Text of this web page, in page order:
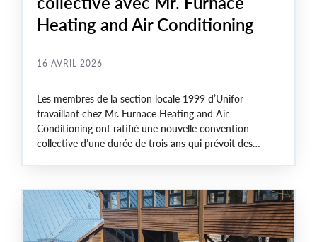
Heating and Air Conditioning
16 AVRIL 2026
Les membres de la section locale 1999 d’Unifor
travaillant chez Mr. Furnace Heating and Air
Conditioning ont ratifié une nouvelle convention
collective d’une durée de trois ans qui prévoit des
ainsi que les techniciennes et techniciens de service en
chauffage, ventilation et climatisation.